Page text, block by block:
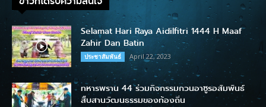
Selamat Hari Raya Aidilfitri 1444 H Maaf
Zahir Dan Batin
ประชาสัมพันธ์ April 22, 2023
ทหารพราน 44 ร่วมกิจกรรมกวนอาซูรอสัมพันธ์
สืบสานวัฒนธรรมของท้องถิ่น